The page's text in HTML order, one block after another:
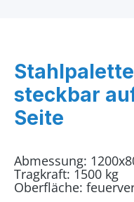
steckbar
Seite
Abmessung:
Tragkraft: 1500 kg
Oberfläche: